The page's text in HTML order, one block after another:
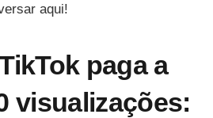
aqui!
paga a
visualizações: